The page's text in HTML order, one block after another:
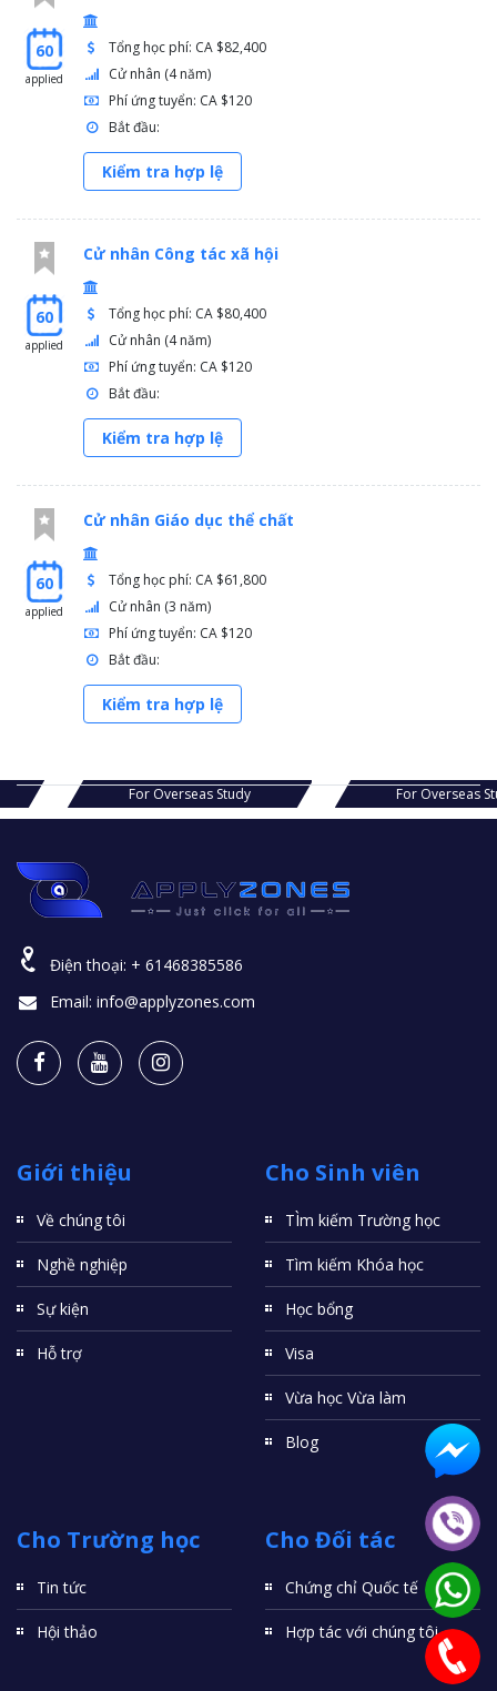
60
applied
Tổng học phí: CA $82,400
Cử nhân (4 năm)
Phí ứng tuyển: CA $120
Bắt đầu:
Kiểm tra hợp lệ
60
applied
Cử nhân Công tác xã hội
Tổng học phí: CA $80,400
Cử nhân (4 năm)
Phí ứng tuyển: CA $120
Bắt đầu:
Kiểm tra hợp lệ
60
applied
Cử nhân Giáo dục thể chất
Tổng học phí: CA $61,800
Cử nhân (3 năm)
Phí ứng tuyển: CA $120
Bắt đầu:
Kiểm tra hợp lệ
Study For Overseas Study For
Điện thoại: + 61468385586
Email: info@applyzones.com
Giới thiệu
Về chúng tôi
Nghề nghiệp
Sự kiện
Hỗ trợ
Cho Sinh viên
TÌm kiếm Trường học
Tìm kiếm Khóa học
Học bổng
Visa
Vừa học Vừa làm
Blog
Cho Trường học
Tin tức
Hội thảo
Cho Đối tác
Chứng chỉ Quốc tế
Hợp tác với chúng tôi